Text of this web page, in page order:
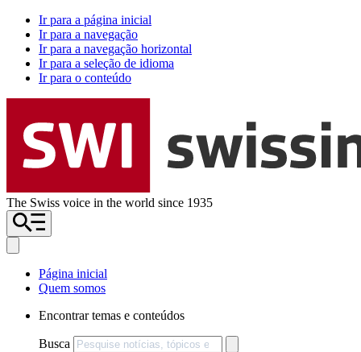
Ir para a página inicial
Ir para a navegação
Ir para a navegação horizontal
Ir para a seleção de idioma
Ir para o conteúdo
The Swiss voice in the world since 1935
Página inicial
Quem somos
Encontrar temas e conteúdos
Busca